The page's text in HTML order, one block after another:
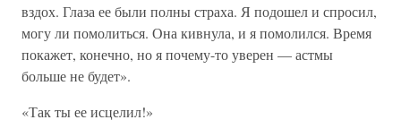
вздох. Глаза ее были полны страха. Я подошел и спросил,
могу ли помолиться. Она кивнула, и я помолился. Время
покажет, конечно, но я почему-то уверен — астмы
больше не будет».
«Так ты ее исцелил!»